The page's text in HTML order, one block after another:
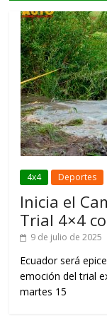
4x4 Deportes
Inicia el
Trial 4×4
9 de julio de 2025
Ecuador será
emoción del trial
martes 15